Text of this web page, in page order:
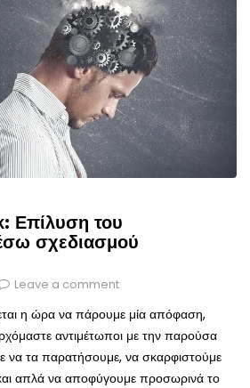
Επίλυση του
σχεδιασμού
Leave a comment
η ώρα να πάρουμε μία απόφαση,
αντιμέτωποι με την παρούσα
να τα παρατήσουμε, να σκαρφιστούμε
απλά να αποφύγουμε προσωρινά το